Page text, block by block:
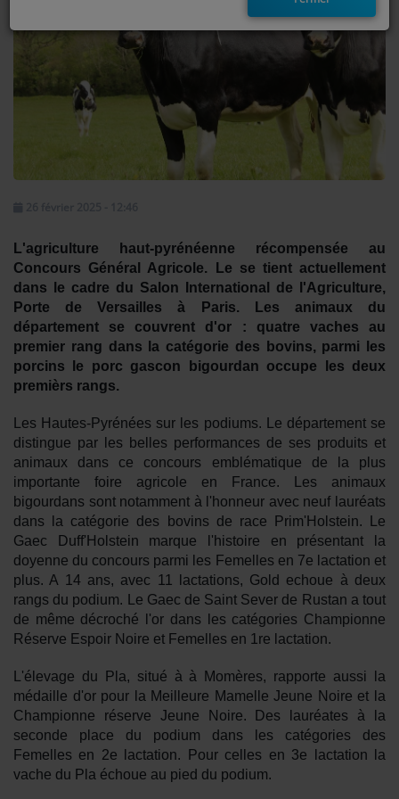
EMISSIONS
TITRES DIFFUSÉS
FRÉQUENCES
EVÈNEMENTS
JEUX CONCOURS
CONTACTEZ-NOUS
RÉGIE PUBLICTIAIRE
L'agriculture haut-pyrénéenne récompensée au
Concours Général Agricole. Le se tient actuellement
dans le cadre du Salon International de l'Agriculture,
Porte de Versailles à Paris. Les animaux du
département se couvrent d'or : quatre vaches au
premier rang dans la catégorie des bovins, parmi les
porcins le porc gascon bigourdan occupe les deux
premièrs rangs.
Les Hautes-Pyrénées sur les podiums. Le département se
distingue par les belles performances de ses produits et
animaux dans ce concours emblématique de la plus
importante foire agricole en France. Les animaux
bigourdans sont notamment à l'honneur avec neuf lauréats
dans la catégorie des bovins de race Prim'Holstein. Le
Gaec Duff'Holstein marque l'histoire en présentant la
doyenne du concours parmi les Femelles en 7e lactation et
plus. A 14 ans, avec 11 lactations, Gold echoue à deux
rangs du podium. Le Gaec de Saint Sever de Rustan a tout
de même décroché l'or dans les catégories Championne
Réserve Espoir Noire et Femelles en 1re lactation.
L'élevage du Pla, situé à à Momères, rapporte aussi la
médaille d'or pour la Meilleure Mamelle Jeune Noire et la
Championne réserve Jeune Noire. Des lauréates à la
seconde place du podium dans les catégories des
Femelles en 2e lactation. Pour celles en 3e lactation la
vache du Pla échoue au pied du podium.